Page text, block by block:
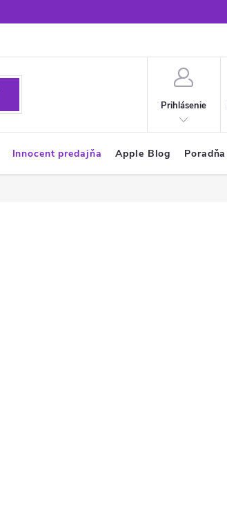
Prihlásenie
Innocent predajňa Apple Blog Poradňa